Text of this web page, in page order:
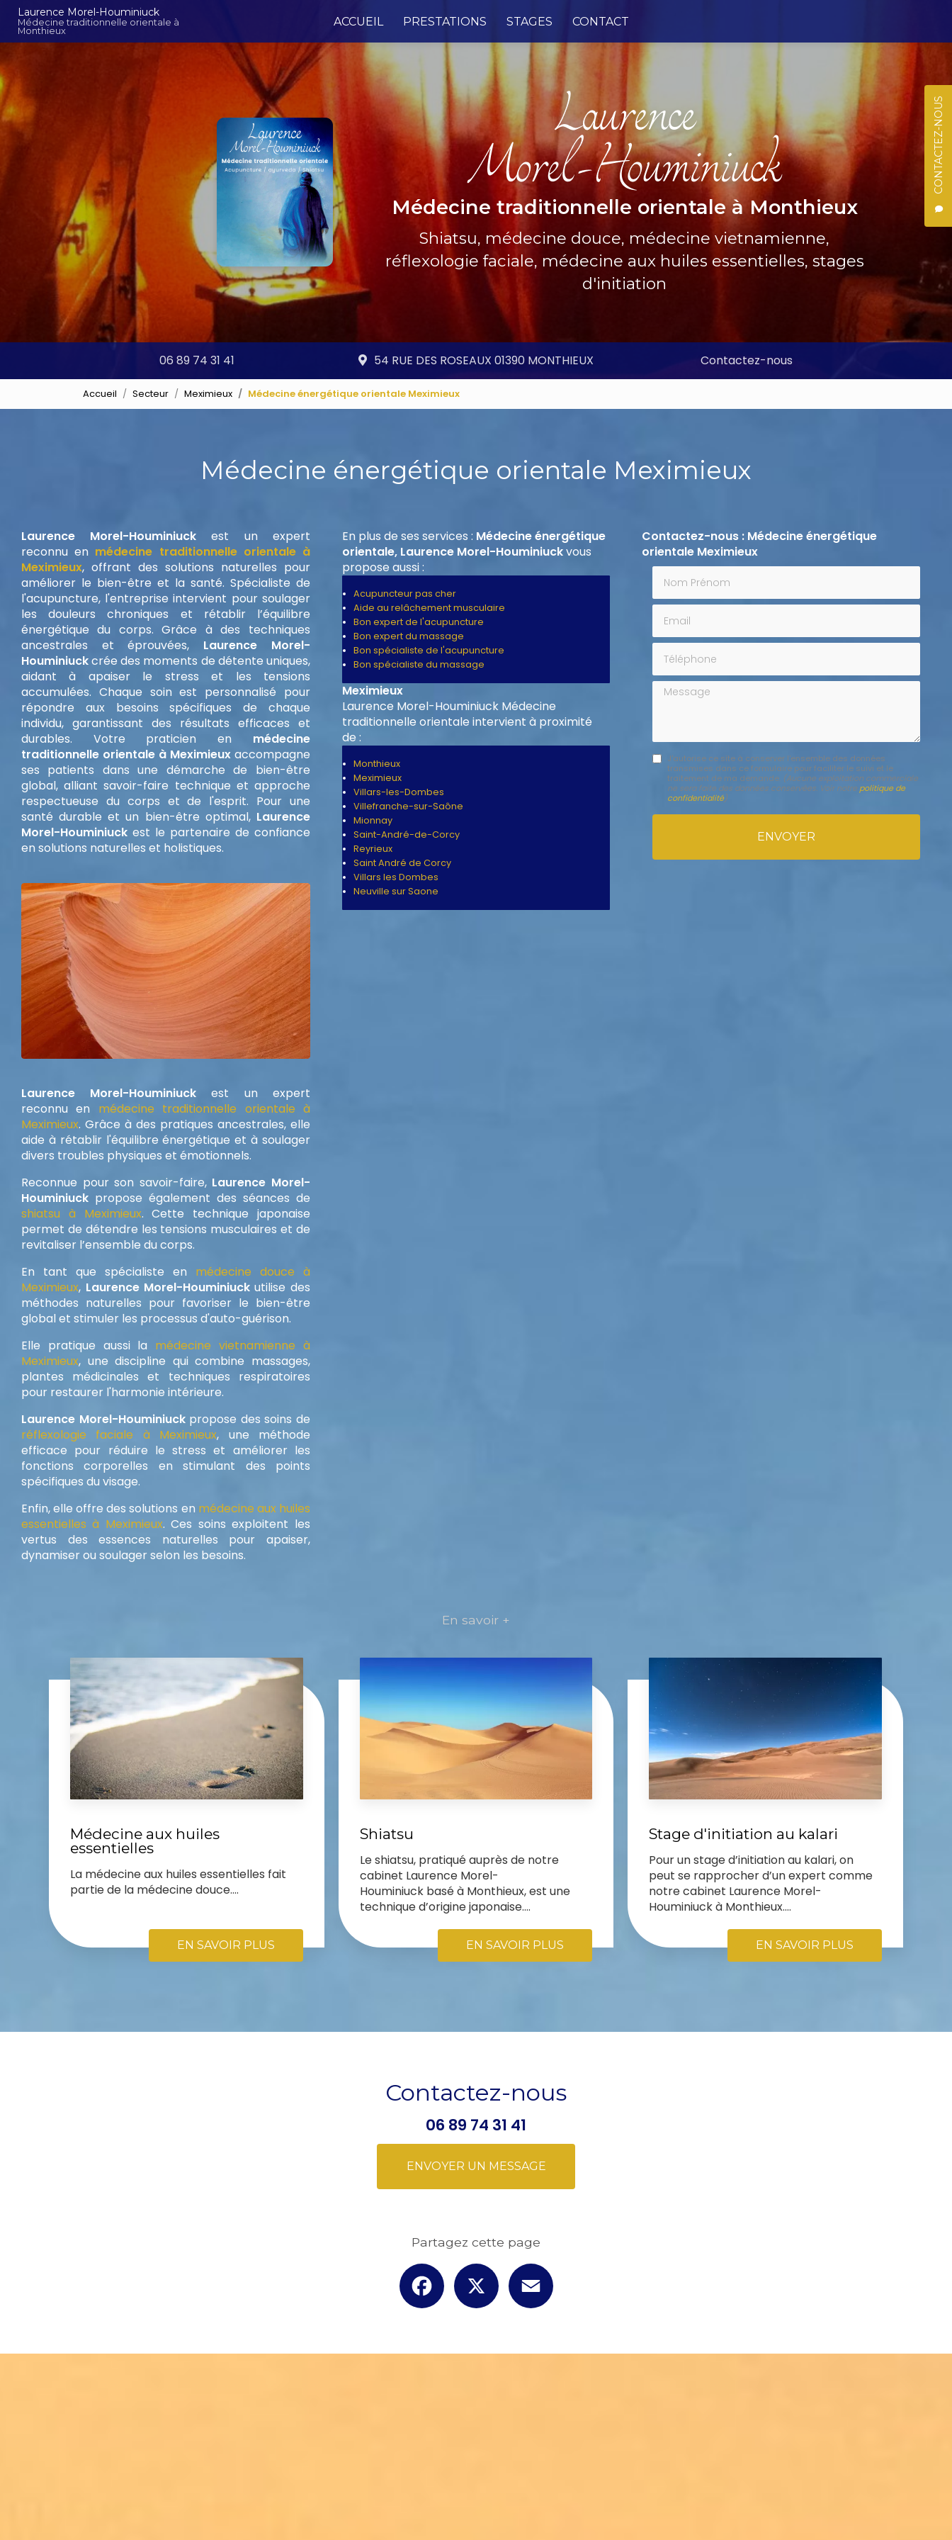
Aller
contenu
Laurence Morel-Houminiuck
Médecine traditionnelle orientale à
Monthieux
CONTACTEZ-NOUS
ACCUEIL
PRESTATIONS STAGES CONTACT
Médecine traditionnelle orientale à Monthieux
Shiatsu, médecine douce, médecine vietnamienne,
réflexologie faciale, médecine aux huiles essentielles, stages
d'initiation
06 89 74 31 41 54 RUE DES ROSEAUX 01390 MONTHIEUX Contactez-nous
Accueil Secteur Meximieux Médecine énergétique orientale Meximieux
Médecine énergétique orientale Meximieux
Laurence Morel-Houminiuck est un expert
reconnu en médecine traditionnelle orientale à
Meximieux, offrant des solutions naturelles pour
améliorer le bien-être et la santé. Spécialiste de
l'acupuncture, l'entreprise intervient pour soulager
les douleurs chroniques et rétablir l’équilibre
énergétique du corps. Grâce à des techniques
ancestrales et éprouvées, Laurence Morel-
Houminiuckcrée des moments de détente uniques,
aidant à apaiser le stress et les tensions
accumulées. Chaque soin est personnalisé pour
répondre aux besoins spécifiques de chaque
individu, garantissant des résultats efficaces et
durables. Votre praticien en médecine
traditionnelle orientale à Meximieux accompagne
ses patients dans une démarche de bien-être
global, alliant savoir-faire technique et approche
respectueuse du corps et de l'esprit. Pour une
santé durable et un bien-être optimal, Laurence
Morel-Houminiuck est le partenaire de confiance
en solutions naturelles et holistiques.
Laurence Morel-Houminiuck est un expert
reconnu en médecine traditionnelle orientale à
Meximieux. Grâce à des pratiques ancestrales, elle
aide à rétablir l'équilibre énergétique et à soulager
divers troubles physiques et émotionnels.
Reconnue pour son savoir-faire, Laurence Morel-
Houminiuck propose également des séances de
shiatsu à Meximieux. Cette technique japonaise
permet de détendre les tensions musculaires et de
revitaliser l’ensemble du corps.
En tant que spécialiste en médecine douce à
Meximieux, Laurence Morel-Houminiuck utilise des
méthodes naturelles pour favoriser le bien-être
global et stimuler les processus d'auto-guérison.
Elle pratique aussi la médecine vietnamienne à
Meximieux, une discipline qui combine massages,
plantes médicinales et techniques respiratoires
pour restaurer l'harmonie intérieure.
Laurence Morel-Houminiuckpropose des soins de
réflexologie faciale à Meximieux, une méthode
efficace pour réduire le stress et améliorer les
fonctions corporelles en stimulant des points
spécifiques du visage.
Enfin, elle offre des solutions en médecine aux huiles
essentielles à Meximieux. Ces soins exploitent les
vertus des essences naturelles pour apaiser,
dynamiser ou soulager selon les besoins.
En plus de ses services : Médecine énergétique
orientale, Laurence Morel-Houminiuckvous
propose aussi :
Acupuncteur pas cher
Aide au relâchement musculaire
Bon expert de l'acupuncture
Bon expert du massage
Bon spécialiste de l'acupuncture
Bon spécialiste du massage
Meximieux
Laurence Morel-Houminiuck Médecine
traditionnelle orientale intervient à proximité
de :
Monthieux
Meximieux
Villars-les-Dombes
Villefranche-sur-Saône
Mionnay
Saint-André-de-Corcy
Reyrieux
Saint André de Corcy
Villars les Dombes
Neuville sur Saone
Contactez-nous : Médecine énergétique
orientale Meximieux
Nom Prénom
Email
Téléphone
Message
J'autorise ce site à conserver l'ensemble des données
transmises dans ce formulaire pour faciliter le suivi et le
traitement de ma demande. (Aucune exploitation commerciale
ne sera faite des données conservées. Voir notre politique de
confidentialité)
En savoir +
Médecine aux huiles
essentielles
La médecine aux huiles essentielles fait
partie de la médecine douce....
EN SAVOIR PLUS
Shiatsu
Le shiatsu, pratiqué auprès de notre
cabinet Laurence Morel-
Houminiuck basé à Monthieux, est une
technique d’origine japonaise....
EN SAVOIR PLUS
Stage d'initiation au kalari
Pour un stage d’initiation au kalari, on
peut se rapprocher d’un expert comme
notre cabinet Laurence Morel-
Houminiuck à Monthieux....
EN SAVOIR PLUS
Contactez-nous
06 89 74 31 41
ENVOYER UN MESSAGE
Partagez cette page
Facebook